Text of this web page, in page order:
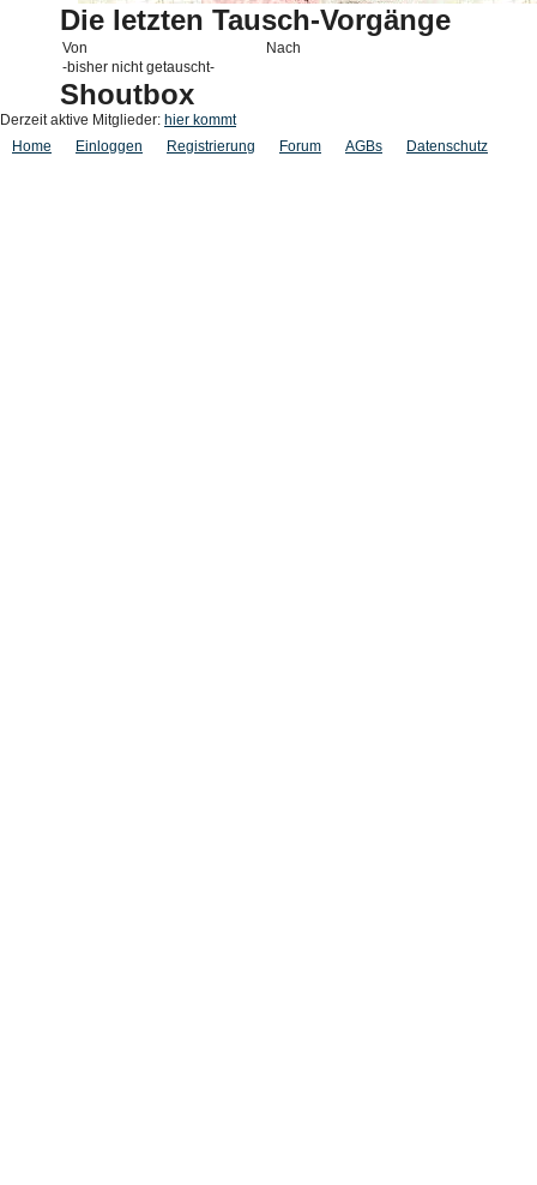
Die letzten Tausch-Vorgänge
Von
Nach
-bisher nicht getauscht-
Shoutbox
Derzeit aktive Mitglieder: hier kommt
Home
Einloggen Registrierung Forum AGBs Datenschutz